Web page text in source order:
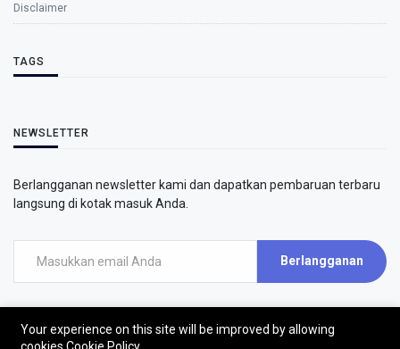
Disclaimer
TAGS
NEWSLETTER
Berlangganan newsletter kami dan dapatkan pembaruan terbaru
langsung di kotak masuk Anda.
Berlangganan
Your experience on this site will be improved by allowing